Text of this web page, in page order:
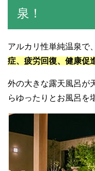
泉！
アルカリ性単純温泉で
症、疲労回復、健康促
外の大きな露天風呂が
らゆったりとお風呂を